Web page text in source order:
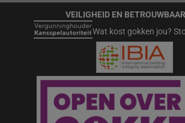
VEILIGHEID EN
Wat kost gokken jou?